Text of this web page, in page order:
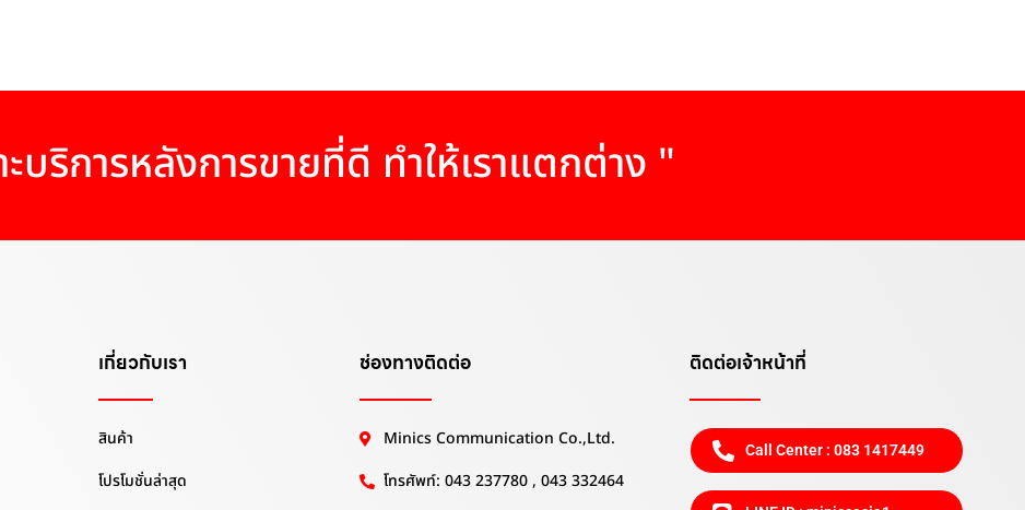
ะบริการหลังการขายที่ดี ทำให้เราแตกต่าง "
เกี่ยวกับเรา
สินค้า
โปรโมชั่นล่าสุด
ช่องทางติดต่อ
Minics Communication Co.,Ltd.
โทรศัพท์: 043 237780 , 043 332464
ติดต่อเจ้าหน้าที่
Call Center : 083 1417449